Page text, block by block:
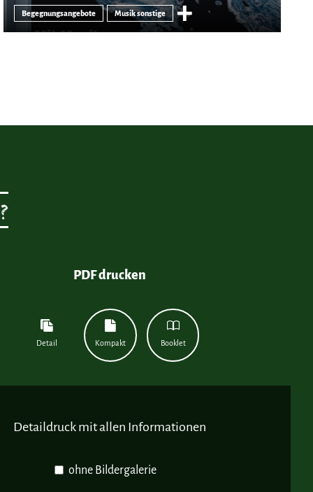
Begegnungsangebote Musik sonstige
PDF drucken
Detail Kompakt Booklet
Detaildruck mit allen Informationen
ohne Bildergalerie